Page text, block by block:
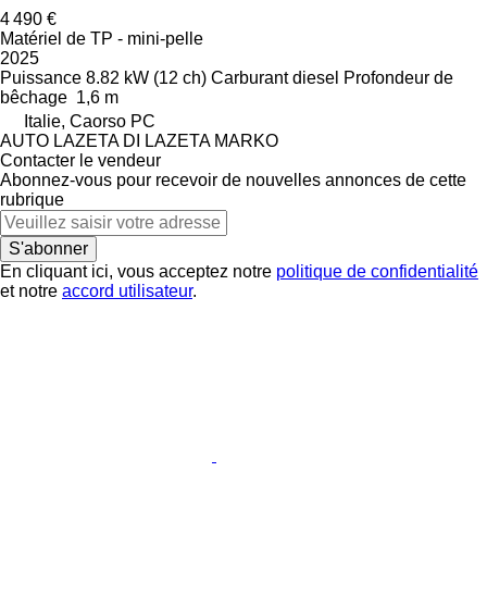
4 490 €
Matériel de TP - mini-pelle
2025
Puissance 8.82 kW (12 ch) Carburant diesel Profondeur de
bêchage 1,6 m
Italie, Caorso PC
AUTO LAZETA DI LAZETA MARKO
Contacter le vendeur
Abonnez-vous pour recevoir de nouvelles annonces de cette
rubrique
S'abonner
En cliquant ici, vous acceptez notre politique de confidentialité
et notre accord utilisateur.